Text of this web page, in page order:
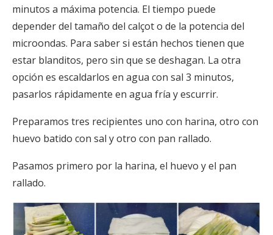
minutos a máxima potencia. El tiempo puede
depender del tamaño del calçot o de la potencia del
microondas. Para saber si están hechos tienen que
estar blanditos, pero sin que se deshagan. La otra
opción es escaldarlos en agua con sal 3 minutos,
pasarlos rápidamente en agua fría y escurrir.
Preparamos tres recipientes uno con harina, otro con
huevo batido con sal y otro con pan rallado.
Pasamos primero por la harina, el huevo y el pan
rallado.